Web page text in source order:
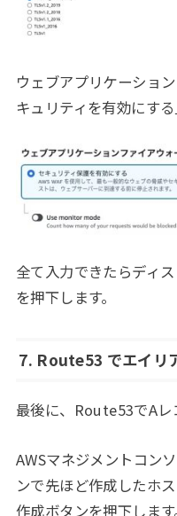
ウェブアプリケーショ
キュリティを有効にす
全て入力できたらディ
を押下します。
7. Route53 でエイリ
最後に、Route53でAレ
AWSマネジメントコン
ンで先ほど作成したホ
作成ボタンを押下します